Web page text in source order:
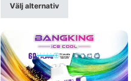
Välj alternativ